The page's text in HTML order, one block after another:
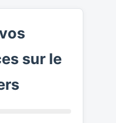
sur le